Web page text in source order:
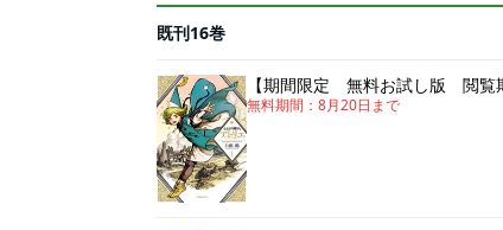
既刊16巻
【期間限定 無料お試し版 閲覧
無料期間： 8月20日 まで